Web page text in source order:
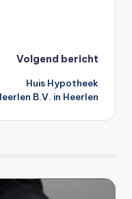
Volgend bericht
Huis Hypotheek
B.V. in Heerlen